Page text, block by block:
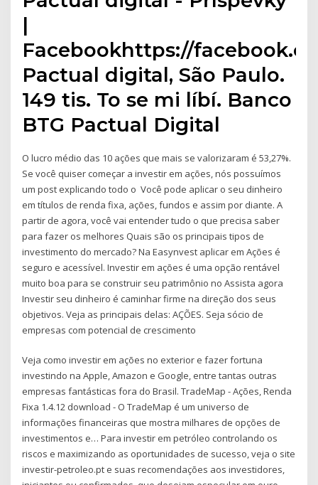
|
Facebookhttps://
Pactual digital, São Paulo.
149 tis. To se mi líbí. Banco
BTG Pactual Digital
O lucro médio das 10 ações que mais se valorizaram é 53,27%.
Se você quiser começar a investir em ações, nós possuímos
um post explicando todo o Você pode aplicar o seu dinheiro
em títulos de renda fixa, ações, fundos e assim por diante. A
partir de agora, você vai entender tudo o que precisa saber
para fazer os melhores Quais são os principais tipos de
investimento do mercado? Na Easynvest aplicar em Ações é
seguro e acessível. Investir em ações é uma opção rentável
muito boa para se construir seu patrimônio no Assista agora
Investir seu dinheiro é caminhar firme na direção dos seus
objetivos. Veja as principais delas: AÇÕES. Seja sócio de
empresas com potencial de crescimento
Veja como investir em ações no exterior e fazer fortuna
investindo na Apple, Amazon e Google, entre tantas outras
empresas fantásticas fora do Brasil. TradeMap - Ações, Renda
Fixa 1.4.12 download - O TradeMap é um universo de
informações financeiras que mostra milhares de opções de
investimentos e… Para investir em petróleo controlando os
riscos e maximizando as oportunidades de sucesso, veja o site
investir-petroleo.pt e suas recomendações aos investidores,